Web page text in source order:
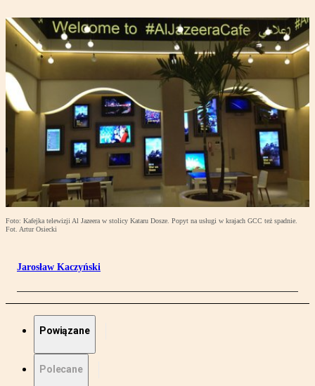
Foto: Kafejka telewizji Al Jazeera w stolicy Kataru Dosze. Popyt na usługi w krajach GCC też spadnie.
Fot. Artur Osiecki
Jarosław Kaczyński
Powiązane
Polecane